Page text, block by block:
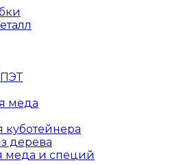
меда
дерева
меда и специй